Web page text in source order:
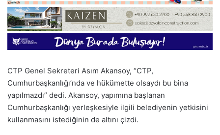
CTP Genel Sekreteri Asım Akansoy, “CTP,
Cumhurbaşkanlığı’nda ve hükümette olsaydı bu bina
yapılmazdı” dedi. Akansoy, yapımına başlanan
Cumhurbaşkanlığı yerleşkesiyle ilgili belediyenin yetkisini
kullanmasını istediğinin de altını çizdi.